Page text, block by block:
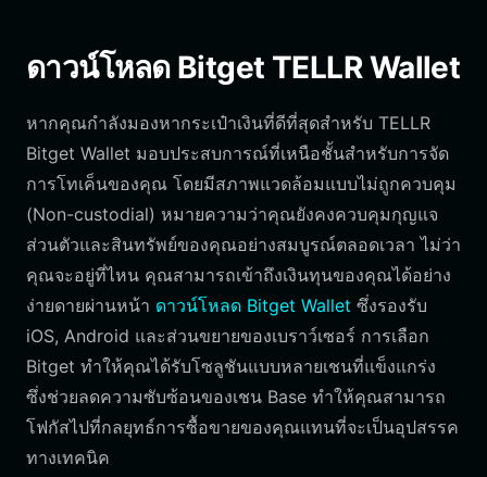
ดาวน์โหลด Bitget TELLR Wallet
หากคุณกำลังมองหากระเป๋าเงินที่ดีที่สุดสำหรับ TELLR
Bitget Wallet มอบประสบการณ์ที่เหนือชั้นสำหรับการจัด
การโทเค็นของคุณ โดยมีสภาพแวดล้อมแบบไม่ถูกควบคุม
(Non-custodial) หมายความว่าคุณยังคงควบคุมกุญแจ
ส่วนตัวและสินทรัพย์ของคุณอย่างสมบูรณ์ตลอดเวลา ไม่ว่า
คุณจะอยู่ที่ไหน คุณสามารถเข้าถึงเงินทุนของคุณได้อย่าง
ง่ายดายผ่านหน้า ดาวน์โหลด Bitget Wallet ซึ่งรองรับ
iOS, Android และส่วนขยายของเบราว์เซอร์ การเลือก
Bitget ทำให้คุณได้รับโซลูชันแบบหลายเชนที่แข็งแกร่ง
ซึ่งช่วยลดความซับซ้อนของเชน Base ทำให้คุณสามารถ
โฟกัสไปที่กลยุทธ์การซื้อขายของคุณแทนที่จะเป็นอุปสรรค
ทางเทคนิค